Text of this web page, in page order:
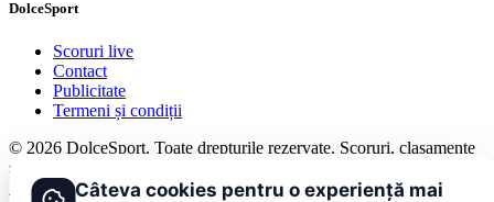
DolceSport
Scoruri live
Contact
Publicitate
Termeni și condiții
© 2026 DolceSport. Toate drepturile rezervate. Scoruri, clasamente
și analize din toate competițiile
Fotbal intern Fotbal extern Scoruri live
Câteva cookies pentru o experiență mai